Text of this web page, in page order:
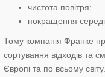
чистота повітря;
покращення
Тому компанія Франке
сортування відходів та
Європі та по всьому